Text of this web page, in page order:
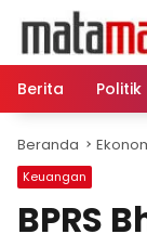
konten
Berita
Politik
Beranda
Keuangan
BPRS